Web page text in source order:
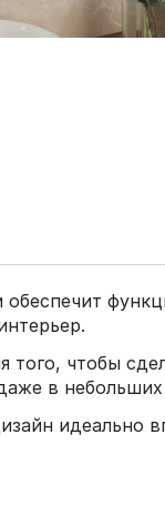
того, чтобы
в
идеально